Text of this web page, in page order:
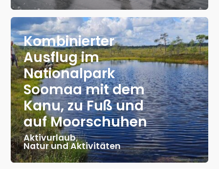
Kombinierter
Ausflug im
Nationalpark
Soomaa mit dem
Kanu, zu Fuß und
auf Moorschuhen
Aktivurlaub,
Natur und Aktivitäten